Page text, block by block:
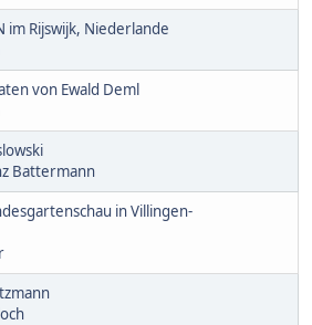
im Rijswijk, Niederlande
von Ewald Deml
Battermann
in Villingen-